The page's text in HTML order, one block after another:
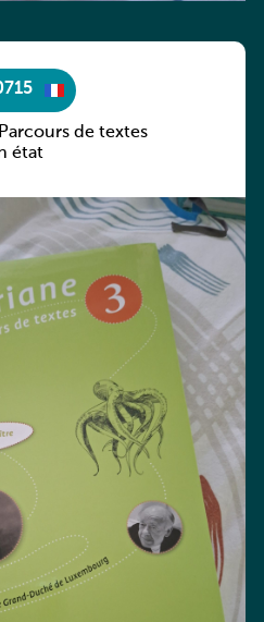
de textes
état